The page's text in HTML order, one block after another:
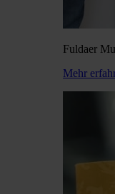
Fuldaer
Mehr